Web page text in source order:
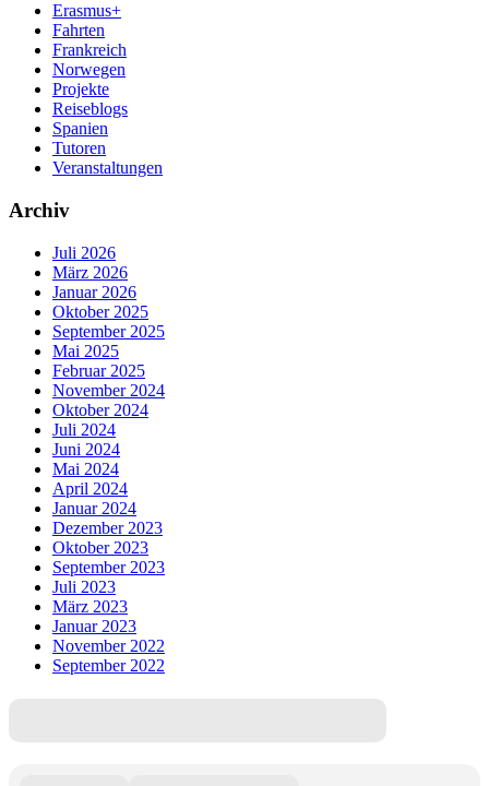
Erasmus+
Fahrten
Frankreich
Norwegen
Projekte
Reiseblogs
Spanien
Tutoren
Veranstaltungen
Archiv
Juli 2026
März 2026
Januar 2026
Oktober 2025
September 2025
Mai 2025
Februar 2025
November 2024
Oktober 2024
Juli 2024
Juni 2024
Mai 2024
April 2024
Januar 2024
Dezember 2023
Oktober 2023
September 2023
Juli 2023
März 2023
Januar 2023
November 2022
September 2022